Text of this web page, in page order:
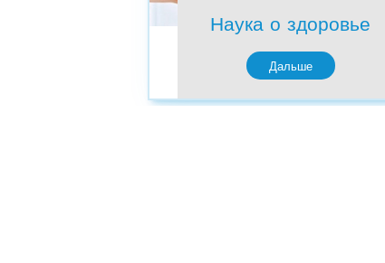
Наука о здоровье
Дальше